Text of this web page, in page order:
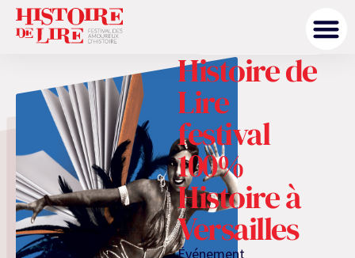
21 et 22 novembre
• Versailles
Histoire de
Lire
festival
100%
Histoire à
Versailles
Événement